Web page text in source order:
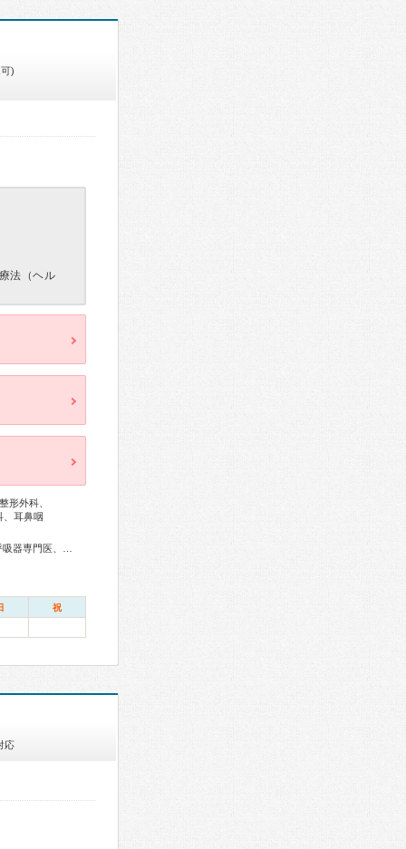
)
法（ヘル
形外科、
、耳鼻咽
祝
応